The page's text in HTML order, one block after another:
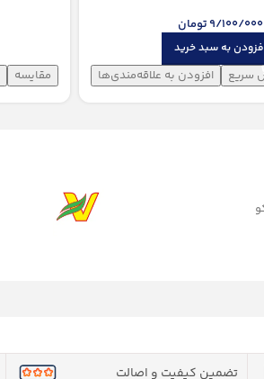
9/100/000تومان
به سبد خرید
سریع افزودن به علاقه‌مندی‌ها مقایسه
تضمین کیفیت و اصالت